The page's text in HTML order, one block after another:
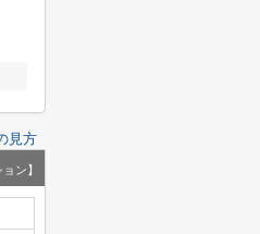
見方
ン】